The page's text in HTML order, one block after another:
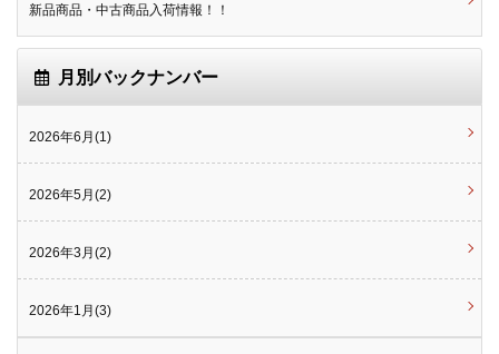
新品商品・中古商品入荷情報！！
月別バックナンバー
2026年6月(1)
2026年5月(2)
2026年3月(2)
2026年1月(3)